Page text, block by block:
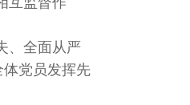
、全面从严
党员发挥先